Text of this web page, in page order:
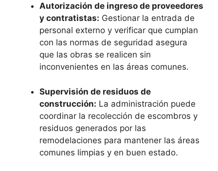
Autorización de ingreso de proveedores
y contratistas: Gestionar la entrada de
personal externo y verificar que cumplan
con las normas de seguridad asegura
que las obras se realicen sin
inconvenientes en las áreas comunes.
Supervisión de residuos de
construcción: La administración puede
coordinar la recolección de escombros y
residuos generados por las
remodelaciones para mantener las áreas
comunes limpias y en buen estado.